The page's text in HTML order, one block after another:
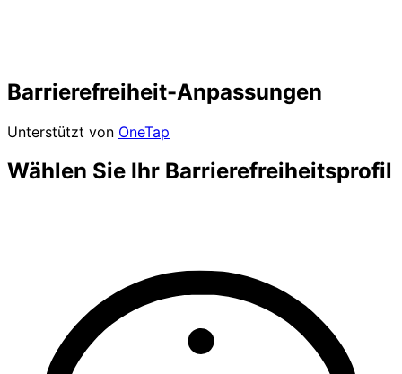
Barrierefreiheit-Anpassungen
Unterstützt von OneTap
Wählen Sie Ihr Barrierefreiheitsprofil